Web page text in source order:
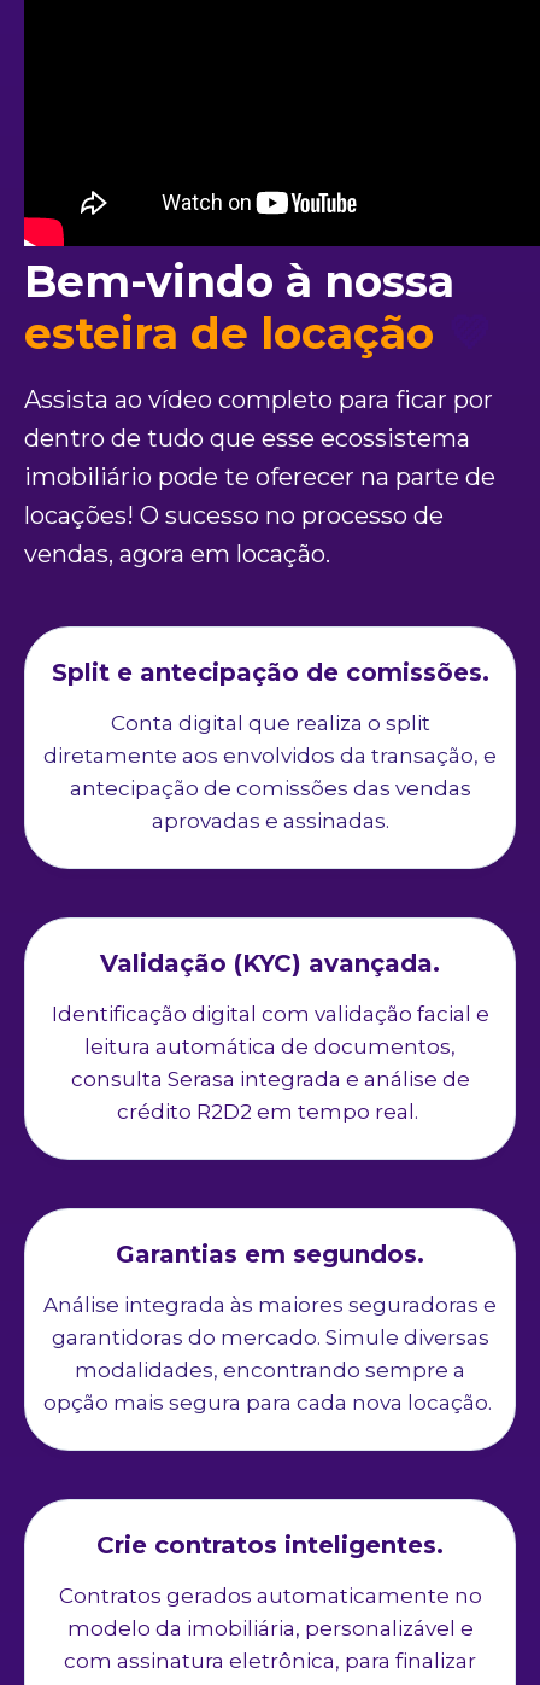
Bem-vindo à nossa
esteira de locação
Assista ao vídeo completo para ficar por
dentro de tudo que esse ecossistema
imobiliário pode te oferecer na parte de
locações! O sucesso no processo de
vendas, agora em locação.
Split e antecipação de comissões.
Conta digital que realiza o split
diretamente aos envolvidos da transação, e
antecipação de comissões das vendas
aprovadas e assinadas.
Validação (KYC) avançada.
Identificação digital com validação facial e
leitura automática de documentos,
consulta Serasa integrada e análise de
crédito R2D2 em tempo real.
Garantias em segundos.
Análise integrada às maiores seguradoras e
garantidoras do mercado. Simule diversas
modalidades, encontrando sempre a
opção mais segura para cada nova locação.
Crie contratos inteligentes.
Contratos gerados automaticamente no
modelo da imobiliária, personalizável e
com assinatura eletrônica, para finalizar